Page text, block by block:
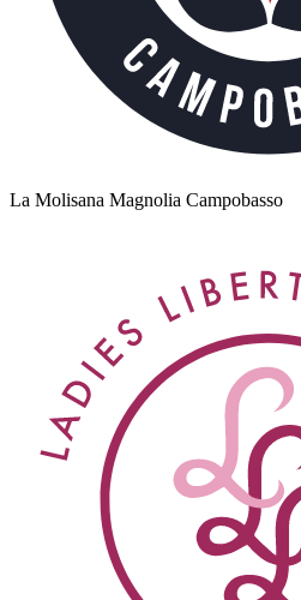
La Molisana Magnolia Campobasso